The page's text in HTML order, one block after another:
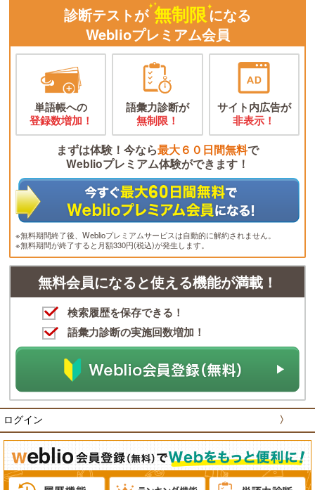
診断テストが 無制限になる
Weblioプレミアム会員
単語帳への
登録数増加！
語彙力診断が
無制限！
サイト内広告が
非表示！
まずは体験！今なら最大６０日間無料で
Weblioプレミアム体験ができます！
※無料期間終了後、Weblioプレミアムサービスは自動的に解約されません。
※無料期間が終了すると月額330円(税込)が発生します。
無料会員になると使える機能が満載！
検索履歴を保存できる！
語彙力診断の実施回数増加！
ログイン 〉